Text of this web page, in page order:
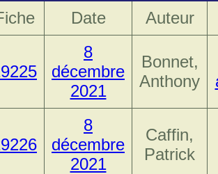
Date Auteur
8
décembre
2021
Bonnet,
Anthony
8
décembre
2021
Caffin,
Patrick